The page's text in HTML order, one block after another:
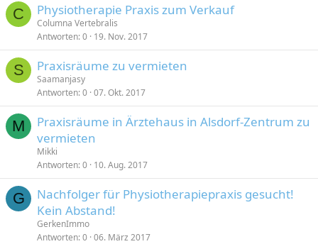
C Physiotherapie Praxis zum Verkauf
Columna Vertebralis
Antworten 0 19. Nov. 2017
S Praxisräume zu vermieten
Saamanjasy
Antworten 0 07. Okt. 2017
M
Praxisräume in Ärztehaus in Alsdorf-Zentrum zu
vermieten
Mikki
Antworten 0 10. Aug. 2017
G
Nachfolger für Physiotherapiepraxis gesucht!
Kein Abstand!
GerkenImmo
Antworten 0 06. März 2017